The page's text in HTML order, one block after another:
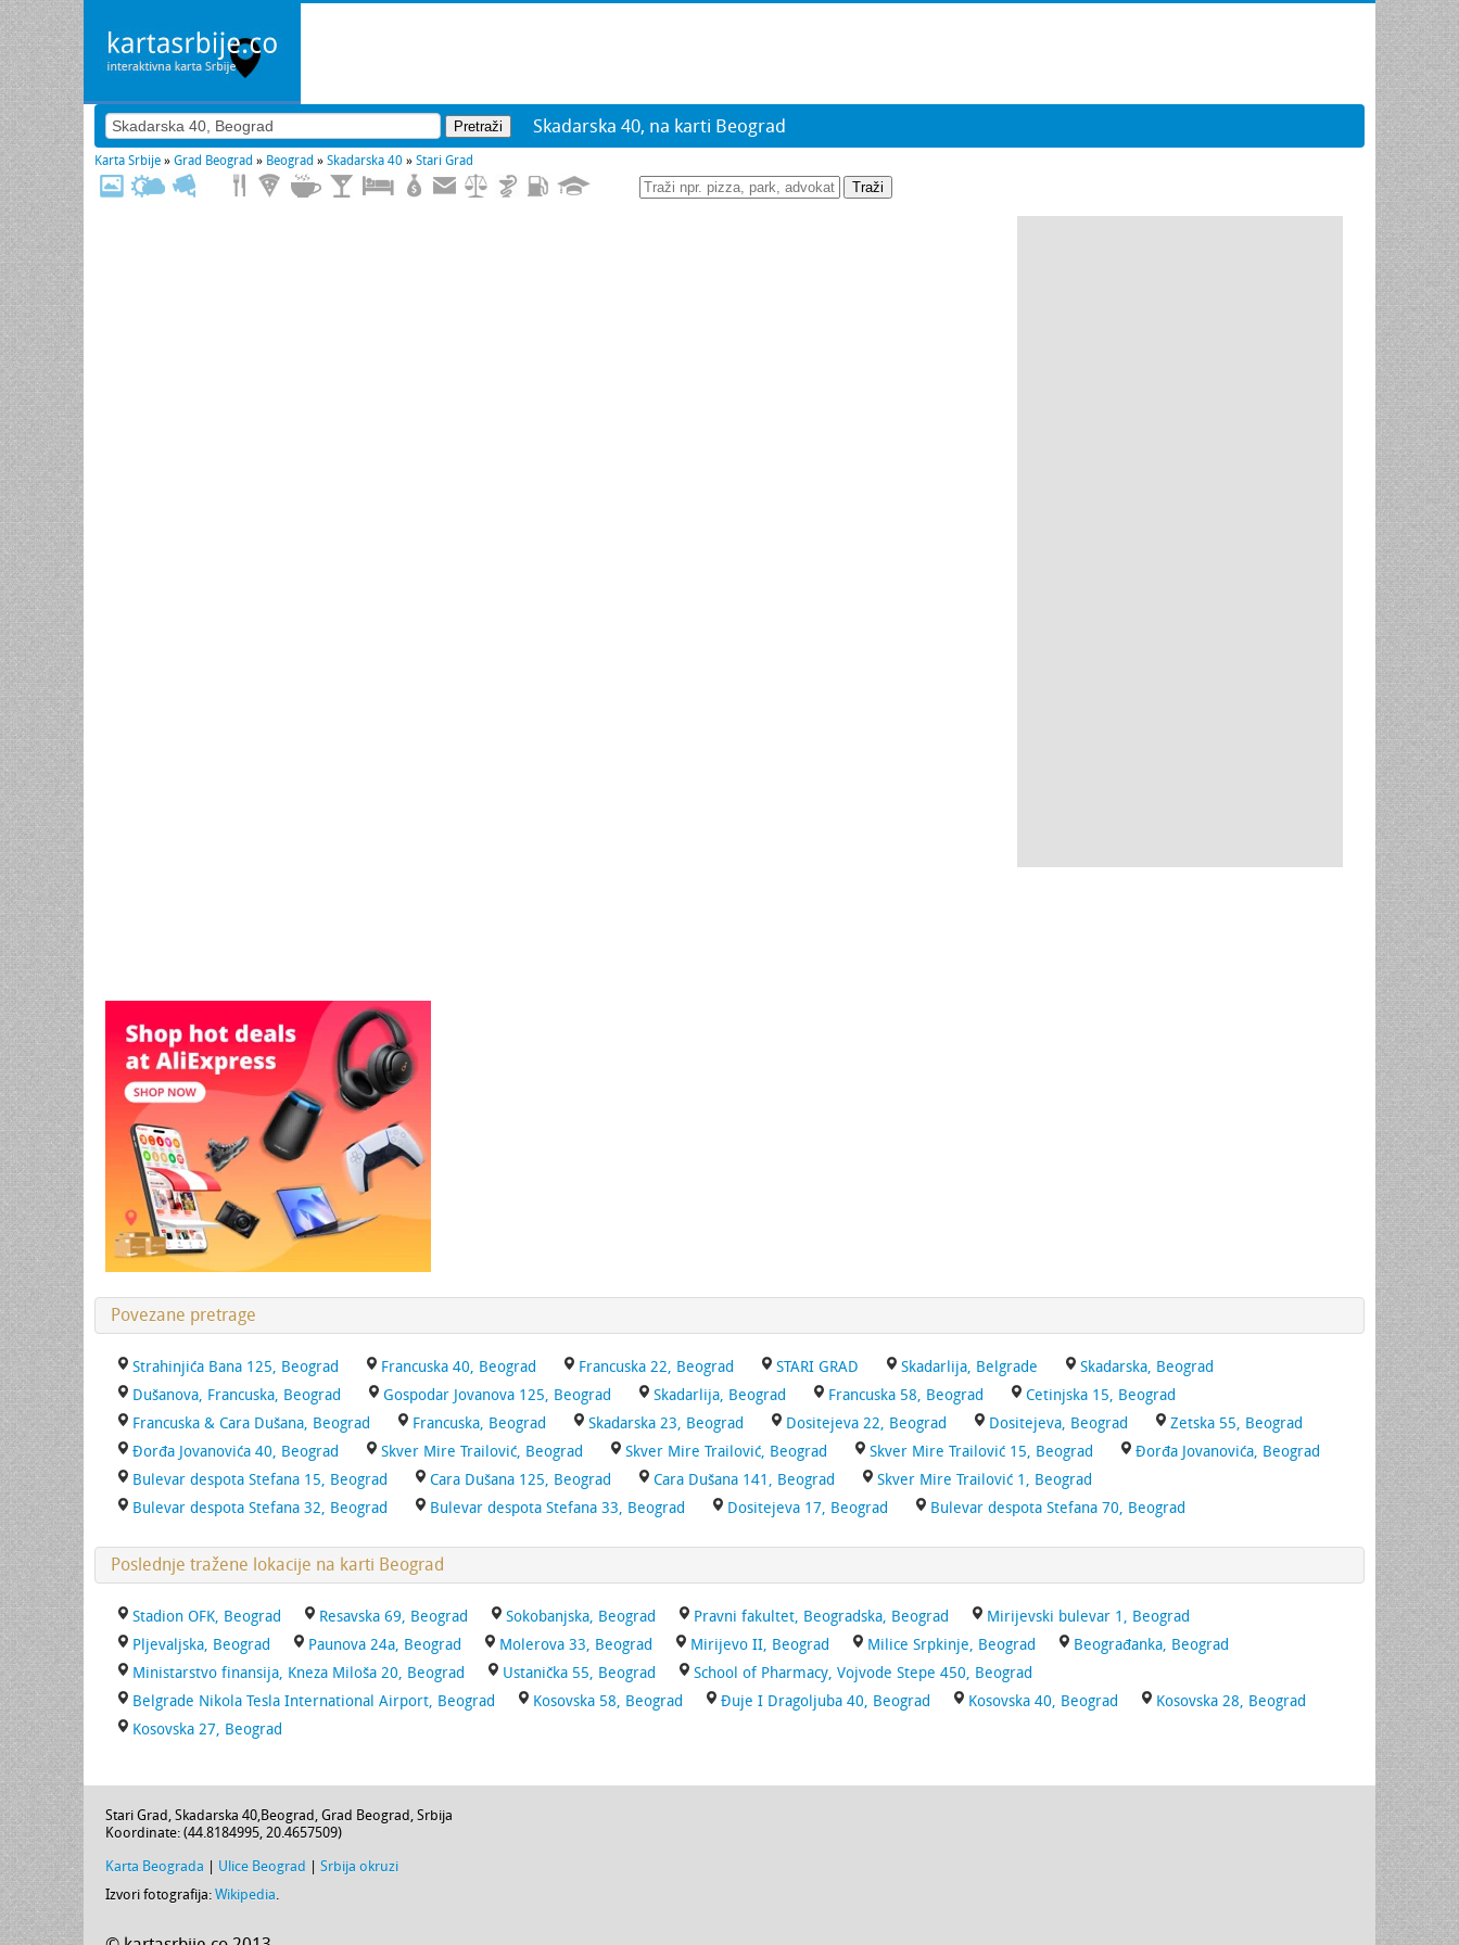
Skadarska 40, na karti Beograd
Karta Srbije » Grad Beograd » Beograd » Skadarska 40 » Stari Grad
Traži
Povezane pretrage
Strahinjića Bana 125, Beograd Francuska 40, Beograd Francuska 22, Beograd STARI GRAD Skadarlija, Belgrade
Skadarska, Beograd
Dušanova, Francuska, Beograd
Gospodar Jovanova 125, Beograd Skadarlija, Beograd Francuska 58, Beograd
Cetinjska 15, Beograd
Francuska & Cara Dušana, Beograd
Francuska, Beograd Skadarska 23, Beograd Dositejeva 22, Beograd Dositejeva, Beograd
Zetska 55, Beograd
Đorđa Jovanovića 40, Beograd
Skver Mire Trailović, Beograd Skver Mire Trailović, Beograd Skver Mire Trailović 15, Beograd
Đorđa Jovanovića, Beograd
Bulevar despota Stefana 15, Beograd
Cara Dušana 125, Beograd Cara Dušana 141, Beograd
Skver Mire Trailović 1, Beograd
Bulevar despota Stefana 32, Beograd
Bulevar despota Stefana 33, Beograd Dositejeva 17, Beograd Bulevar despota Stefana 70, Beograd
Poslednje tražene lokacije na karti Beograd
Stadion OFK, Beograd Resavska 69, Beograd Sokobanjska, Beograd Pravni fakultet, Beogradska, Beograd
Mirijevski bulevar 1, Beograd
Pljevaljska, Beograd
Paunova 24a, Beograd Molerova 33, Beograd Mirijevo II, Beograd Milice Srpkinje, Beograd
Beograđanka, Beograd
Ministarstvo finansija, Kneza Miloša 20, Beograd
Ustanička 55, Beograd
School of Pharmacy, Vojvode Stepe 450, Beograd
Belgrade Nikola Tesla International Airport, Beograd
Kosovska 58, Beograd Đuje I Dragoljuba 40, Beograd Kosovska 40, Beograd
Kosovska 28, Beograd
Kosovska 27, Beograd
Stari Grad, Skadarska 40,Beograd, Grad Beograd, Srbija
Koordinate: (44.8184995, 20.4657509)
Karta Beograda Ulice Beograd
Srbija okruzi
Izvori fotografija: Wikipedia.